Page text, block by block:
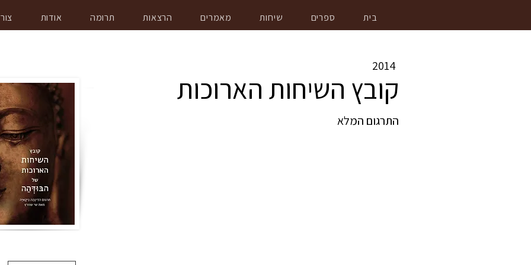
בית ספרים שיחות מאמרים הרצאות תרומה אודות
קובץ השיחות הארוכות
2014
התרגום המלא